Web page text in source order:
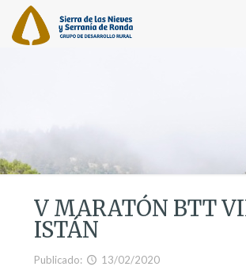
V MARATÓN BTT
ISTÁN
Publicado: 13/02/2020